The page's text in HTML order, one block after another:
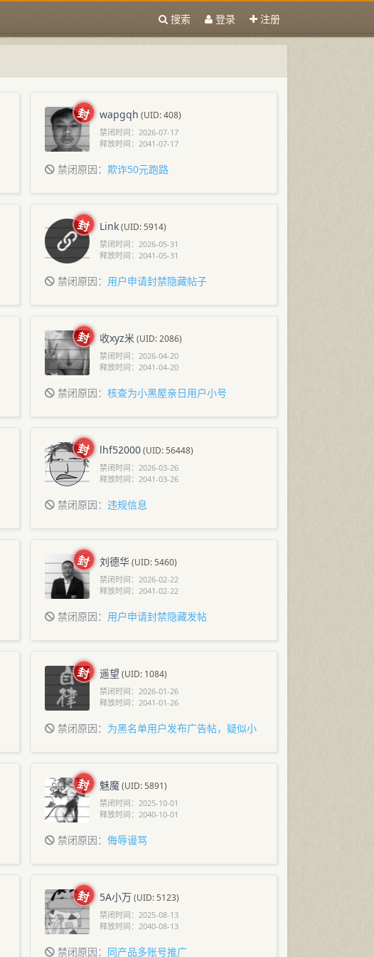
搜索 登录 注册
wapgqh (UID: 408)
禁闭时间： 2026-07-17
释放时间： 2041-07-17
禁闭原因： 欺诈50元跑路
Link(UID: 5914)
禁闭时间： 2026-05-31
释放时间： 2041-05-31
禁闭原因： 用户申请封禁隐藏帖子
收xyz米(UID: 2086)
禁闭时间： 2026-04-20
释放时间： 2041-04-20
禁闭原因： 核查为小黑屋亲日用户小号
lhf52000(UID: 56448)
禁闭时间： 2026-03-26
释放时间： 2041-03-26
禁闭原因： 违规信息
刘德华(UID: 5460)
禁闭时间： 2026-02-22
释放时间： 2041-02-22
禁闭原因： 用户申请封禁隐藏发帖
遥望 (UID: 1084)
禁闭时间： 2026-01-26
释放时间： 2041-01-26
禁闭原因： 为黑名单用户发布广告帖，疑似小
魅魔(UID: 5891)
禁闭时间： 2025-10-01
释放时间： 2040-10-01
禁闭原因： 侮辱谩骂
5A小万(UID: 5123)
禁闭时间： 2025-08-13
释放时间： 2040-08-13
禁闭原因： 同产品多账号推广